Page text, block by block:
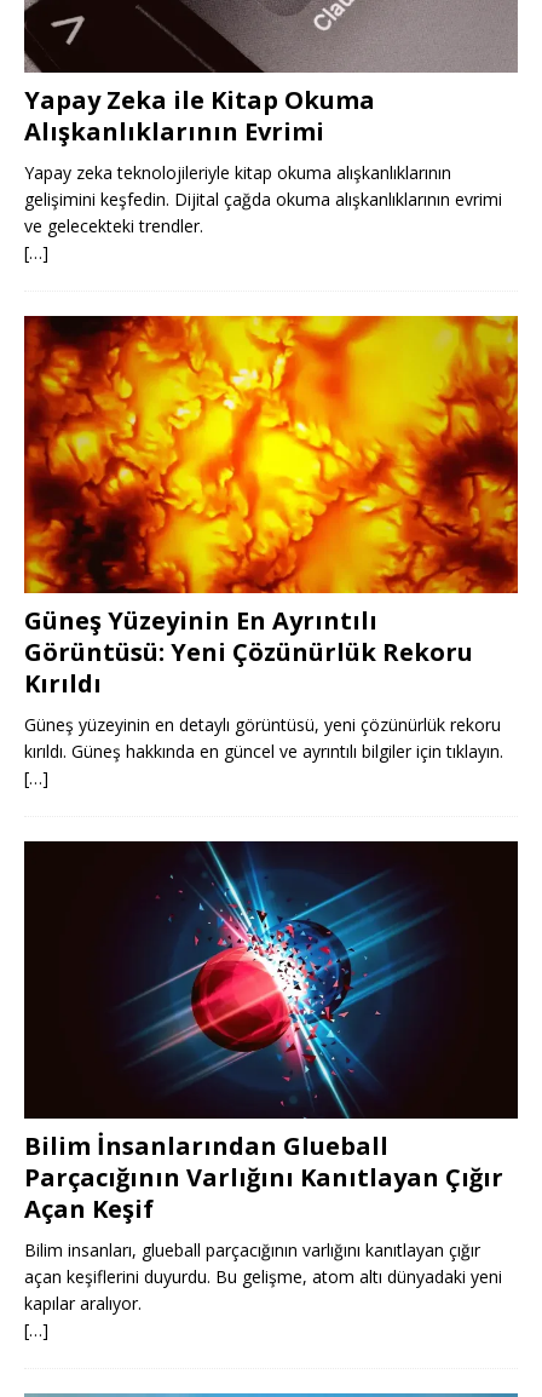
Yapay Zeka ile Kitap Okuma
Alışkanlıklarının Evrimi
Yapay zeka teknolojileriyle kitap okuma alışkanlıklarının
gelişimini keşfedin. Dijital çağda okuma alışkanlıklarının evrimi
ve gelecekteki trendler.
[…]
Güneş Yüzeyinin En Ayrıntılı
Görüntüsü: Yeni Çözünürlük Rekoru
Kırıldı
Güneş yüzeyinin en detaylı görüntüsü, yeni çözünürlük rekoru
kırıldı. Güneş hakkında en güncel ve ayrıntılı bilgiler için tıklayın.
[…]
Bilim İnsanlarından Glueball
Parçacığının Varlığını Kanıtlayan Çığır
Açan Keşif
Bilim insanları, glueball parçacığının varlığını kanıtlayan çığır
açan keşiflerini duyurdu. Bu gelişme, atom altı dünyadaki yeni
kapılar aralıyor.
[…]